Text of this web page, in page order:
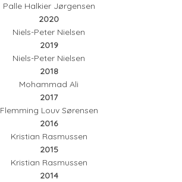
Palle Halkier Jørgensen​
2020
Niels-Peter Nielsen
2019
Niels-Peter Nielsen
2018
Mohammad Ali
2017
Flemming Louv Sørensen
2016
Kristian Rasmussen
2015
Kristian Rasmussen
2014